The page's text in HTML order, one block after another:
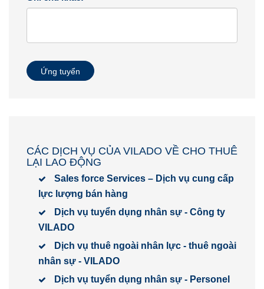
Ứng tuyển
CÁC DỊCH VỤ CỦA VILADO VỀ CHO THUÊ
LẠI LAO ĐỘNG
Sales force Services – Dịch vụ cung cấp
lực lượng bán hàng
Dịch vụ tuyển dụng nhân sự - Công ty
VILADO
Dịch vụ thuê ngoài nhân lực - thuê ngoài
nhân sự - VILADO
Dịch vụ tuyển dụng nhân sự - Personel